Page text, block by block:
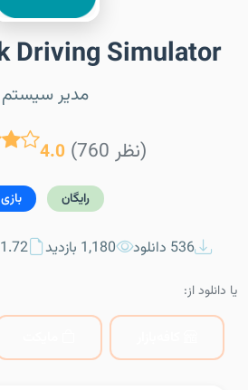
Driving Simulator
مدیر سیستم
4.0 (760 نظر)
رایگان بازی
536 دانلود 1,180 بازدید MB
یا دانلود از: